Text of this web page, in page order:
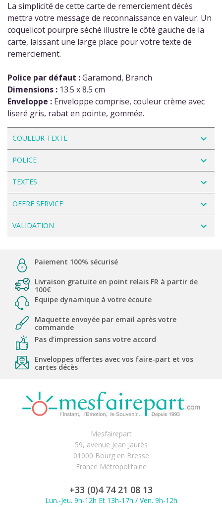
La simplicité de cette carte de remerciement décès
mettra votre message de reconnaissance en valeur. Un
coquelicot pourpre séché illustre le côté gauche de la
carte, laissant une large place pour votre texte de
remerciement.
Police par défaut :Garamond, Branch
Dimensions : 13.5 x 8.5 cm
Enveloppe : Enveloppe comprise, couleur crème avec
liseré gris, rabat en pointe, gommée.
COULEUR TEXTE navigate_next
POLICE navigate_next
TEXTES navigate_next
OFFRE SERVICE navigate_next
VALIDATION navigate_next
Paiement 100% sécurisé
Livraison gratuite en point relais FR à partir de
100€
Equipe dynamique à votre écoute
Maquette envoyée par email après votre
commande
Pas d'impression sans votre accord
Enveloppes offertes avec vos faire-part et vos
cartes décès
Mesfairepart
59, avenue Jean Jaurès
01000 Bourg en Bresse
France Métropolitaine
+33 (0)4 74 21 08 13
Lun.-Jeu. 9h-12h Et 13h-17h / Ven. 9h-12h